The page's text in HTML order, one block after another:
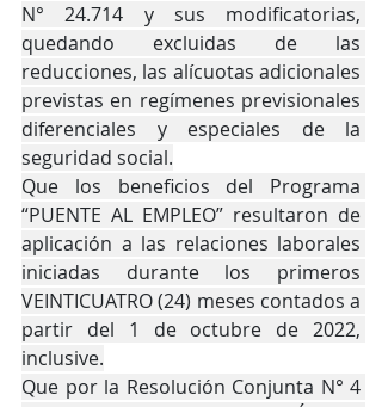
N° 24.714 y sus modificatorias,
quedando excluidas de las
reducciones, las alícuotas adicionales
previstas en regímenes previsionales
diferenciales y especiales de la
seguridad social.
Que los beneficios del Programa
“PUENTE AL EMPLEO” resultaron de
aplicación a las relaciones laborales
iniciadas durante los primeros
VEINTICUATRO (24) meses contados a
partir del 1 de octubre de 2022,
inclusive.
Que por la Resolución Conjunta N° 4